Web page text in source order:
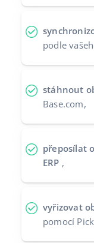
română
中文
podle
stáhnout
Base.com,
přeposílat
ERP ,
vyřizovat
pomocí